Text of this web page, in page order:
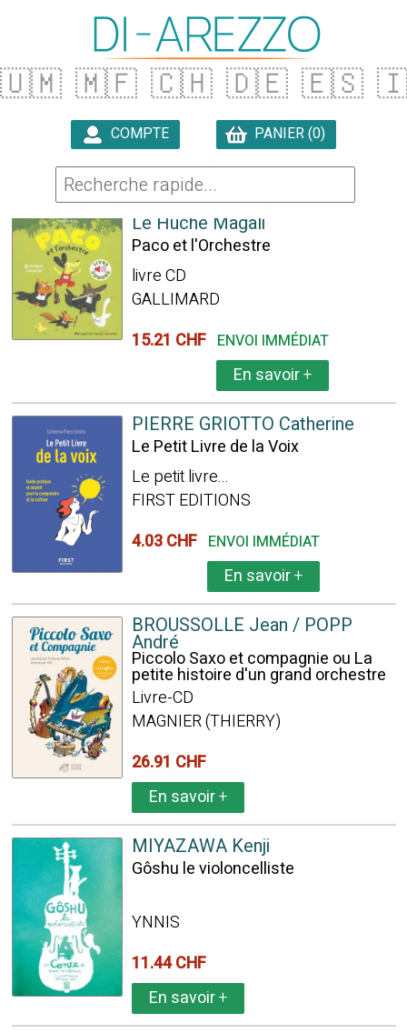
🇺🇲 🇲🇫 🇨🇭 🇩🇪 🇪🇸
COMPTE PANIER (0)
149 ARTICLES TROUVÉS
Le Huche Magali
Paco et l'Orchestre
livre CD
GALLIMARD
15.21 CHF ENVOI IMMÉDIAT
En savoir+
PIERRE GRIOTTO Catherine
Le Petit Livre de la Voix
Le petit livre...
FIRST EDITIONS
4.03 CHF ENVOI IMMÉDIAT
En savoir+
BROUSSOLLE Jean / POPP
André
Piccolo Saxo et compagnie ou La
petite histoire d'un grand orchestre
Livre-CD
MAGNIER (THIERRY)
26.91 CHF
En savoir+
MIYAZAWA Kenji
Gôshu le violoncelliste
YNNIS
11.44 CHF
En savoir+